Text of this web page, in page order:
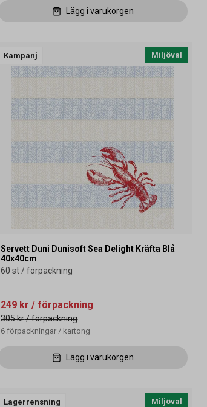
Lägg i varukorgen
Kampanj Miljöval
Servett Duni Dunisoft Sea Delight Kräfta Blå
40x40cm
60 st / förpackning
249 kr / förpackning
305 kr/ förpackning
6 förpackningar / kartong
Lägg i varukorgen
Lagerrensning Miljöval